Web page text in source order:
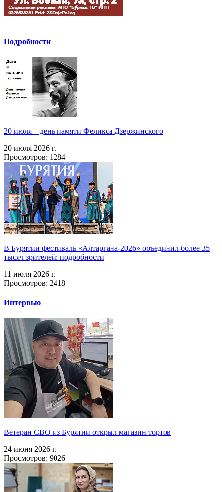
Подробности
20 июля – день памяти Феликса Дзержинского
20 июля 2026 г.
Просмотров: 1284
В Бурятии фестиваль «Алтаргана-2026» объединил более 35
тысяч зрителей: подробности
11 июля 2026 г.
Просмотров: 2418
Интервью
Ветеран СВО из Бурятии открыл магазин тортов
24 июня 2026 г.
Просмотров: 9026